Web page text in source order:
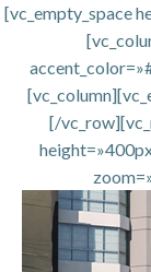
[vc_empty_space
[/